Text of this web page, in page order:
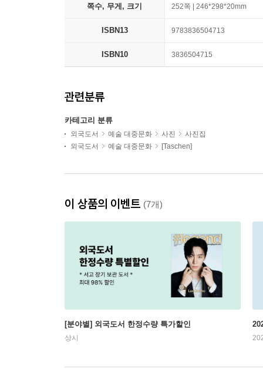
쪽수, 무게, 크기 252쪽 | 246*298*20mm
ISBN13 9783836504713
ISBN10 3836504715
관련분류
카테고리 분류
외국도서 예술 대중문화 사진
사진집
외국도서
예술 대중문화 [Taschen]
이 상품의 이벤트 (7개)
[분야별] 외국도서 한정수량 특가할인
상시